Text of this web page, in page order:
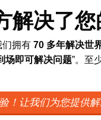
决了您
们拥有 70 多年解决世
场即可解决问题”。至
！让我们为您提供解